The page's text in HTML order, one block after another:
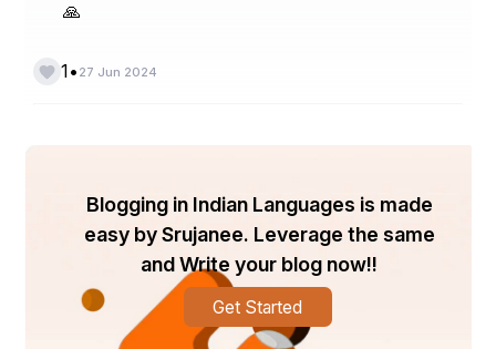
            ।। କେନ୍ଦ୍ରାପଡ଼ା ।।
🙏
1• 27 Jun 2024
Blogging in Indian Languages is made
easy by Srujanee. Leverage the same
and Write your blog now!!
Get Started